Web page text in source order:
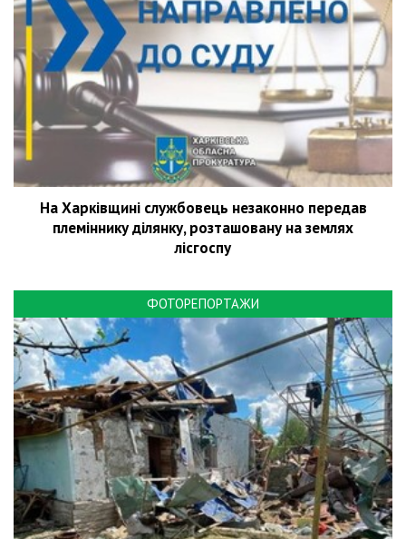
На Харківщині службовець незаконно передав
племіннику ділянку, розташовану на землях
лісгоспу
ФОТОРЕПОРТАЖИ